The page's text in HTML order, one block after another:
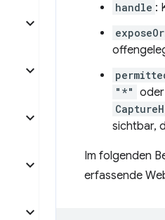
handle :
"*" oder
sichtbar,
Im folgenden
erfassende